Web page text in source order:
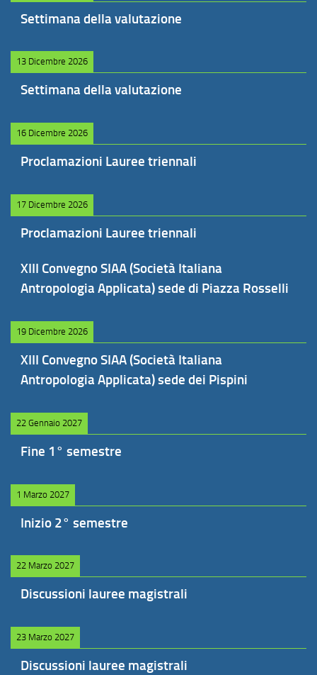
Settimana della valutazione
13 Dicembre 2026
Settimana della valutazione
16 Dicembre 2026
Proclamazioni Lauree triennali
17 Dicembre 2026
Proclamazioni Lauree triennali
XIII Convegno SIAA (Società Italiana
Antropologia Applicata) sede di Piazza Rosselli
19 Dicembre 2026
XIII Convegno SIAA (Società Italiana
Antropologia Applicata) sede dei Pispini
22 Gennaio 2027
Fine 1° semestre
1 Marzo 2027
Inizio 2° semestre
22 Marzo 2027
Discussioni lauree magistrali
23 Marzo 2027
Discussioni lauree magistrali